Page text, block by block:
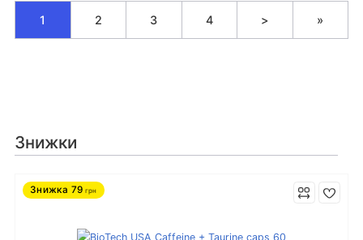
1 2 3 4 > »
Знижки
Знижка 79 грн